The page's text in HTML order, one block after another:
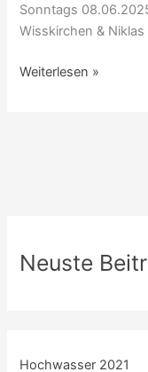
Sonntags
Wisskirchen & Niklas
Weiterlesen »
Neuste
Hochwasser 2021